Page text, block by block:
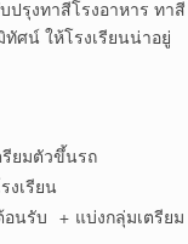
รุงทาสีโรงอาหาร ทาสี
ศน์ ให้โรงเรียนน่าอยู่
ยมตัวขึ้นรถ
เรียน
นรับ + แบ่งกลุ่มเตรียม